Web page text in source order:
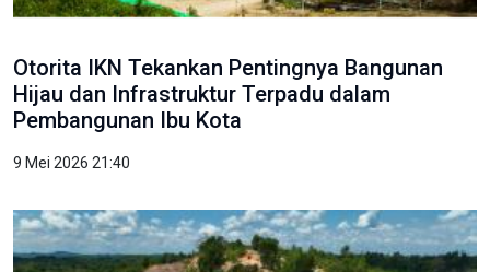
Otorita IKN Tekankan Pentingnya Bangunan
Hijau dan Infrastruktur Terpadu dalam
Pembangunan Ibu Kota
9 Mei 2026 21:40